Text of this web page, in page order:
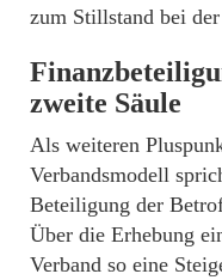
zum Stillstand bei
zweite Säule
Als weiteren
Verbandsmodell
Beteiligung der
Über die Erhebung
Verband so eine